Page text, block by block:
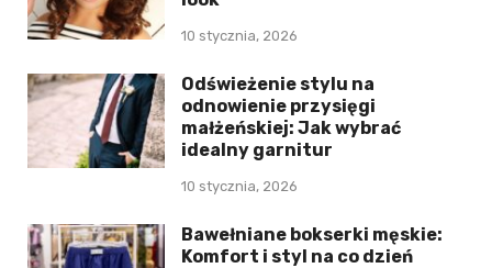
10 stycznia, 2026
Odświeżenie stylu na
odnowienie przysięgi
małżeńskiej: Jak wybrać
idealny garnitur
10 stycznia, 2026
Bawełniane bokserki męskie:
Komfort i styl na co dzień